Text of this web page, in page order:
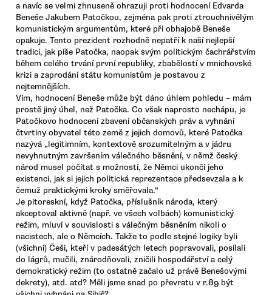
a navíc se velmi zhnuseně ohrazuji proti hodnocení Edvarda
Beneše Jakubem Patočkou, zejména pak proti ztrouchnivělým
komunistickým argumentům, které při obhajobě Beneše
opakuje. Tento prezident rozhodně nepatří k naší nejlepší
tradici, jak píše Patočka, naopak svým politickým čachrářstvím
během celého trvání první republiky, zbabělostí v mnichovské
krizi a zaprodání státu komunistům je postavou z
nejtemnějších.
Vím, hodnocení Beneše může být dáno úhlem pohledu – mám
prostě jiný úhel, než Patočka. Co však naprosto nechápu, je
Patočkovo hodnocení zbavení občanských práv a vyhnání
čtvrtiny obyvatel této země z jejich domovů, které Patočka
nazývá „legitimním, kontextově srozumitelným a v jádru
nevyhnutným završením válečného běsnění, v němž český
národ musel počítat s možností, že Němci ukončí jeho
existenci, jak si jejich politická reprezentace předsevzala a k
čemuž praktickými kroky směřovala.“
Je pitoreskní, když Patočka, příslušník národa, který
akceptoval aktivně (např. ve všech volbách) komunistický
režim, mluví v souvislosti s válečným běsněním nikoli o
nacistech, ale o Němcích. Takže to podle stejné logiky byli
(všichni) Češi, kteří v padesátých letech popravovali, posílali
do lágrů, mučili, znárodňovali, zničili hospodářství a celý
demokratický režim (to ostatně začalo už právě Benešovými
dekrety), atd. atd? Měli jsme snad po převratu v r.89 být